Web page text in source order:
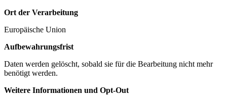
Ort der Verarbeitung
Europäische Union
Aufbewahrungsfrist
Daten werden gelöscht, sobald sie für die Bearbeitung nicht mehr
benötigt werden.
Weitere Informationen und Opt-Out